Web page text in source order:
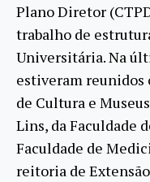
Plano Diretor
trabalho de
Universitária. Na
estiveram reunidos
de Cultura e
Lins, da Faculdade
Faculdade de
reitoria de